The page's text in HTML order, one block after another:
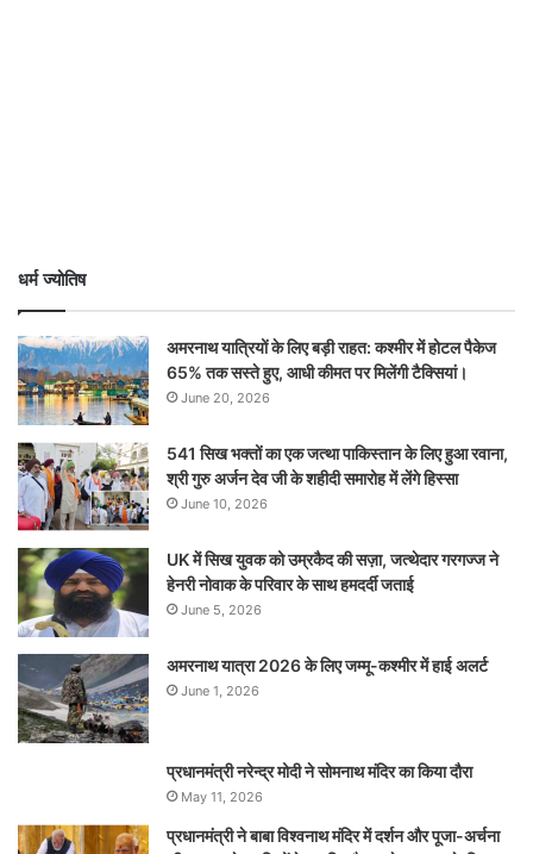
धर्म ज्योतिष
अमरनाथ यात्रियों के लिए बड़ी राहत: कश्मीर में होटल पैकेज
65% तक सस्ते हुए, आधी कीमत पर मिलेंगी टैक्सियां।
June 20, 2026
541 सिख भक्तों का एक जत्था पाकिस्तान के लिए हुआ रवाना,
श्री गुरु अर्जन देव जी के शहीदी समारोह में लेंगे हिस्सा
June 10, 2026
UK में सिख युवक को उम्रकैद की सज़ा, जत्थेदार गरगज्ज ने
हेनरी नोवाक के परिवार के साथ हमदर्दी जताई
June 5, 2026
अमरनाथ यात्रा 2026 के लिए जम्मू-कश्मीर में हाई अलर्ट
June 1, 2026
प्रधानमंत्री नरेन्‍द्र मोदी ने सोमनाथ मंदिर का किया दौरा
May 11, 2026
प्रधानमंत्री ने बाबा विश्वनाथ मंदिर में दर्शन और पूजा-अर्चना